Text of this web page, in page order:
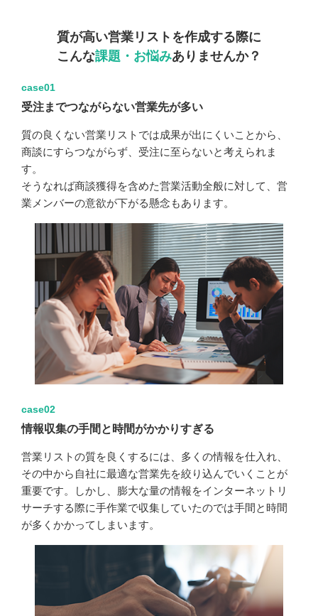
質が高い営業リストを作成する際に
こんな課題・お悩みありませんか？
case01
受注までつながらない営業先が多い
質の良くない営業リストでは成果が出にくいことから、
商談にすらつながらず、受注に至らないと考えられま
す。
そうなれば商談獲得を含めた営業活動全般に対して、営
業メンバーの意欲が下がる懸念もあります。
case02
情報収集の手間と時間がかかりすぎる
営業リストの質を良くするには、多くの情報を仕入れ、
その中から自社に最適な営業先を絞り込んでいくことが
重要です。しかし、膨大な量の情報をインターネットリ
サーチする際に手作業で収集していたのでは手間と時間
が多くかかってしまいます。